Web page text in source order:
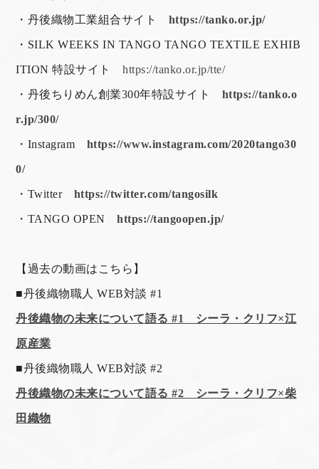
・丹後織物工業組合サイト https://tanko.or.jp/
・SILK WEEKS IN TANGO TANGO TEXTILE EXHIB
ITION 特設サイトhttps://tanko.or.jp/tte/
・丹後ちりめん創業300年特設サイト https://tanko.o
r.jp/300/
・Instagram https://www.instagram.com/2020tango30
0/
・Twitter https://twitter.com/tangosilk
・TANGO OPENhttps://tangoopen.jp/
【過去の動画はこちら】
■丹後織物職人 WEB対談 #1
丹後織物の未来について語る #1 シーラ・クリフ×江
原産業
■丹後織物職人 WEB対談 #2
丹後織物の未来について語る #2 シーラ・クリフ×柴
田織物